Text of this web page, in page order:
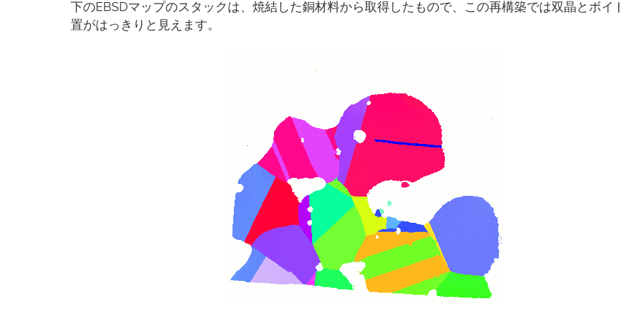
下のEBSDマップのスタックは、焼結した銅材料から取得したもので、この再構築では双晶とボイ
置がはっきりと見えます。